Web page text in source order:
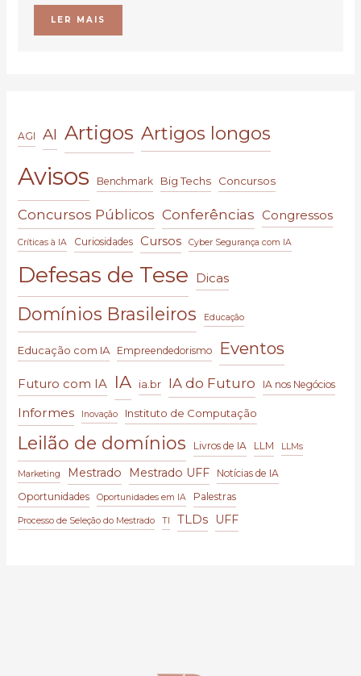
LER MAIS
AGI AI Artigos Artigos longos
Avisos Benchmark Big Techs Concursos
Concursos Públicos Conferências Congressos
Críticas à IA Curiosidades Cursos Cyber Segurança com IA
Defesas de Tese Dicas
Domínios Brasileiros Educação
Educação com IA Empreendedorismo Eventos
Futuro com IA IA ia.br IA do Futuro IA nos Negócios
Informes Inovação Instituto de Computação
Leilão de domínios Livros de IA LLM LLMs
Marketing Mestrado Mestrado UFF
Notícias de IA
Oportunidades
Oportunidades em IA Palestras
Processo de Seleção do Mestrado TI TLDs UFF